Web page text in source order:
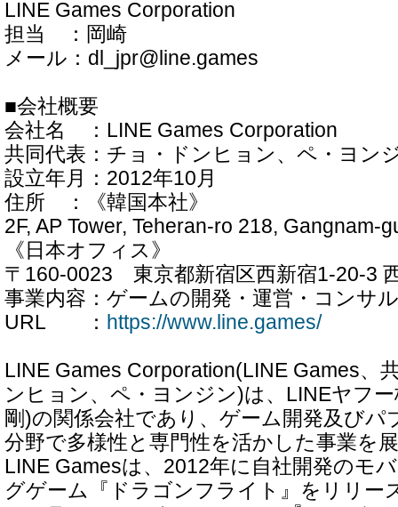
LINE Games Corporation
担当 ：岡崎
メール：dl_jpr@line.games
■会社概要
会社名 ：LINE Games Corporation
共同代表：チョ・ドンヒョン、ペ・ヨン
設立年月：2012年10月
住所 ：《韓国本社》
2F, AP Tower, Teheran-ro 218, Gangnam-
《日本オフィス》
〒160-0023 東京都新宿区西新宿1-20-3
事業内容：ゲームの開発・運営・コンサ
URL ： https://www.line.games/
LINE Games Corporation(LINE Games、
ンヒョン、ペ・ヨンジン)は、LINEヤフ
剛)の関係会社であり、ゲーム開発及び
分野で多様性と専門性を活かした事業を
LINE Gamesは、2012年に自社開発のモ
グゲーム『ドラゴンフライト』をリリー